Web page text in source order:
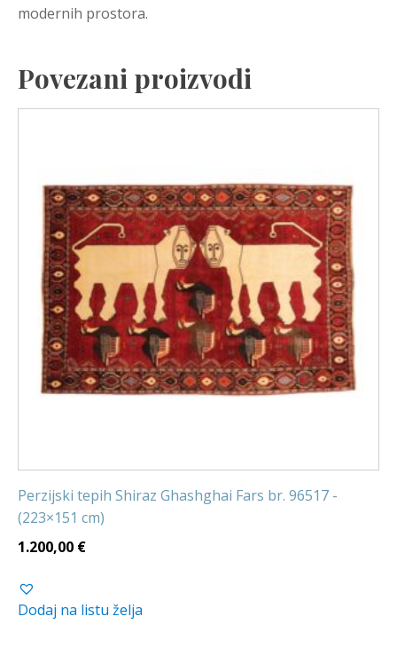
modernih prostora.
Povezani proizvodi
Perzijski tepih Shiraz Ghashghai Fars br. 96517 -
(223×151 cm)
1.200,00 €
Dodaj na listu želja